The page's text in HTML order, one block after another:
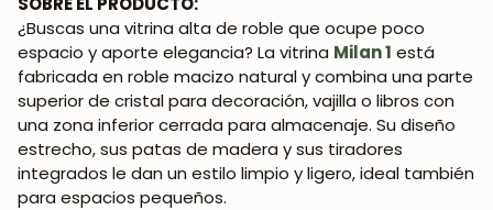
¿Buscas una vitrina alta de roble que ocupe poco
espacio y aporte elegancia? La vitrina Milan 1 está
fabricada en roble macizo natural y combina una parte
superior de cristal para decoración, vajilla o libros con
una zona inferior cerrada para almacenaje. Su diseño
estrecho, sus patas de madera y sus tiradores
integrados le dan un estilo limpio y ligero, ideal también
para espacios pequeños.